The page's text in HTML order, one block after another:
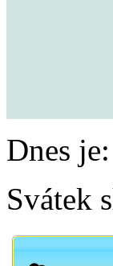
Dnes je:
Svátek